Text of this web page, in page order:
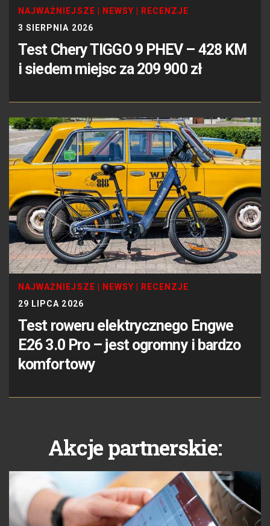
NAJWAŻNIEJSZE NEWSY
RECENZJE
3 SIERPNIA 2026
Test Chery TIGGO 9 PHEV – 428 KM
i siedem miejsc za 209 900 zł
NAJWAŻNIEJSZE NEWSY
RECENZJE
29 LIPCA 2026
Test roweru elektrycznego Engwe
E26 3.0 Pro – jest ogromny i bardzo
komfortowy
Akcje partnerskie: